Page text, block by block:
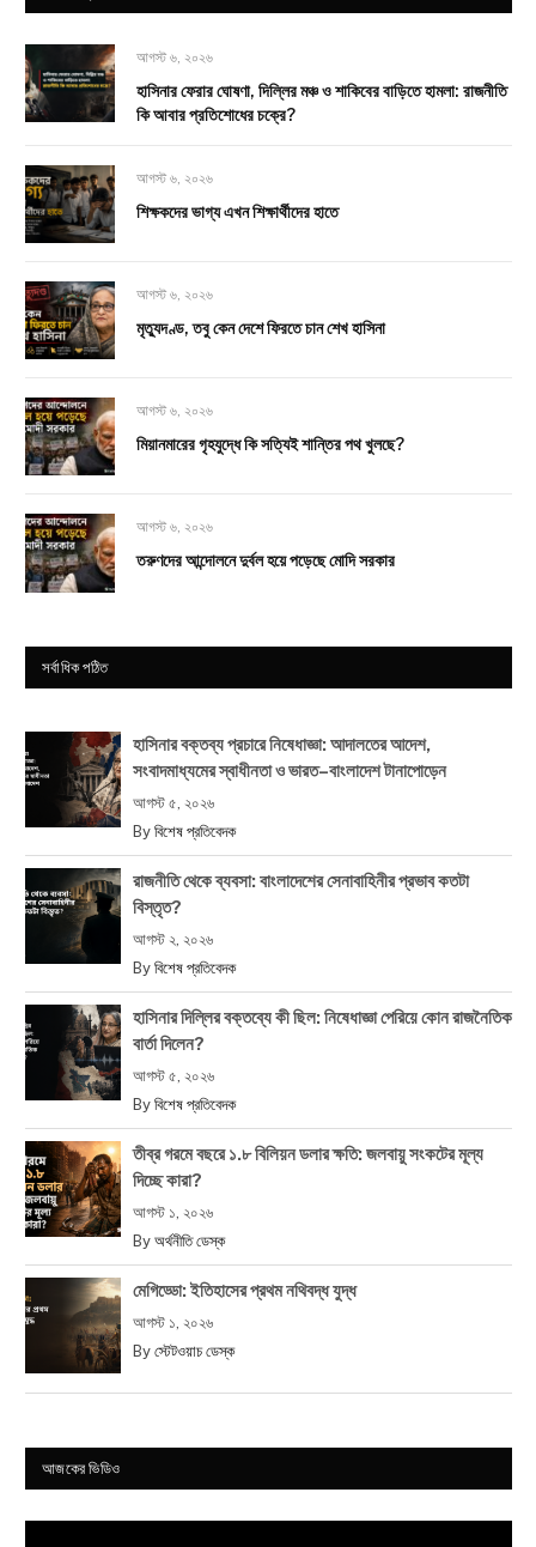
আগস্ট ৬, ২০২৬
হাসিনার ফেরার ঘোষণা, দিল্লির মঞ্চ ও শাকিবের বাড়িতে হামলা: রাজনীতি
কি আবার প্রতিশোধের চক্রে?
আগস্ট ৬, ২০২৬
শিক্ষকদের ভাগ্য এখন শিক্ষার্থীদের হাতে
আগস্ট ৬, ২০২৬
মৃত্যুদণ্ড, তবু কেন দেশে ফিরতে চান শেখ হাসিনা
আগস্ট ৬, ২০২৬
মিয়ানমারের গৃহযুদ্ধে কি সত্যিই শান্তির পথ খুলছে?
আগস্ট ৬, ২০২৬
তরুণদের আন্দোলনে দুর্বল হয়ে পড়েছে মোদি সরকার
সর্বাধিক পঠিত
হাসিনার বক্তব্য প্রচারে নিষেধাজ্ঞা: আদালতের আদেশ,
সংবাদমাধ্যমের স্বাধীনতা ও ভারত–বাংলাদেশ টানাপোড়েন
আগস্ট ৫, ২০২৬
By বিশেষ প্রতিবেদক
রাজনীতি থেকে ব্যবসা: বাংলাদেশের সেনাবাহিনীর প্রভাব কতটা
বিস্তৃত?
আগস্ট ২, ২০২৬
By বিশেষ প্রতিবেদক
হাসিনার দিল্লির বক্তব্যে কী ছিল: নিষেধাজ্ঞা পেরিয়ে কোন রাজনৈতিক
বার্তা দিলেন?
আগস্ট ৫, ২০২৬
By বিশেষ প্রতিবেদক
তীব্র গরমে বছরে ১.৮ বিলিয়ন ডলার ক্ষতি: জলবায়ু সংকটের মূল্য
দিচ্ছে কারা?
আগস্ট ১, ২০২৬
By অর্থনীতি ডেস্ক
মেগিড্ডো: ইতিহাসের প্রথম নথিবদ্ধ যুদ্ধ
আগস্ট ১, ২০২৬
By স্টেটওয়াচ ডেস্ক
আজকের ভিডিও